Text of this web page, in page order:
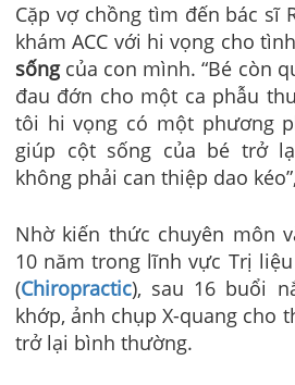
Cặp vợ chồng tìm đến bác sĩ
khám ACC với hi vọng cho
sốngcủa con mình. “Bé còn
đau đớn cho một ca phẫu
tôi hi vọng có một phương
giúp cột sống của bé trở
không phải can thiệp dao
Nhờ kiến thức chuyên môn
10 năm trong lĩnh vực Trị
(Chiropractic), sau 16 buổi
khớp, ảnh chụp X-quang cho
trở lại bình thường.